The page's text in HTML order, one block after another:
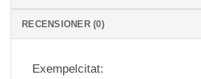
RECENSIONER (0)
Exempelcitat: